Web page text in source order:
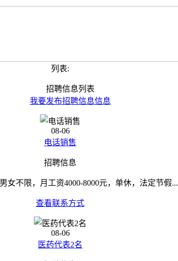
列表:
招聘信息列表
我要发布招聘信息信息
08-06
电话销售
招聘信息
女不限，月工资4000-8000元，单休，法定节假...
查看联系方式
08-06
医药代表2名